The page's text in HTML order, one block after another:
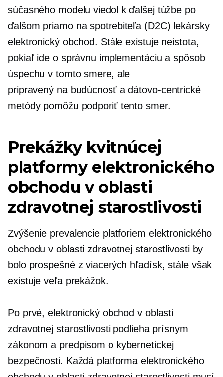
súčasného modelu viedol k ďalšej túžbe po
ďalšom priamo na spotrebiteľa (D2C) lekársky
elektronický obchod. Stále existuje neistota,
pokiaľ ide o správnu implementáciu a spôsob
úspechu v tomto smere, ale
pripravený na budúcnosťadátovo-centrické
metódy pomôžu podporiť tento smer.
Prekážky kvitnúcej
platformy elektronického
obchodu v oblasti
zdravotnej starostlivosti
Zvýšenie prevalencie platforiem elektronického
obchodu v oblasti zdravotnej starostlivosti by
bolo prospešné z viacerých hľadísk, stále však
existuje veľa prekážok.
Po prvé, elektronický obchod v oblasti
zdravotnej starostlivosti podlieha prísnym
zákonom a predpisom o kybernetickej
bezpečnosti. Každá platforma elektronického